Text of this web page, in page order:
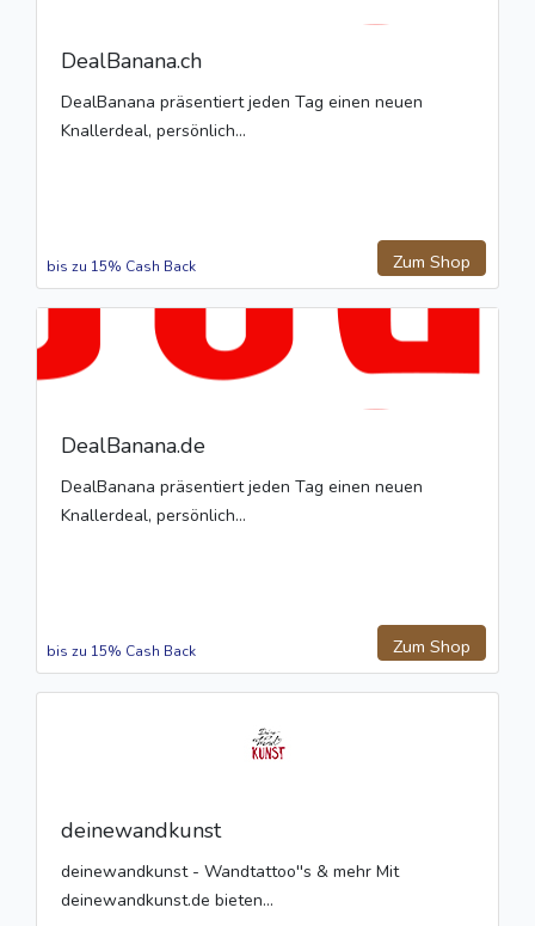
DealBanana.ch
DealBanana präsentiert jeden Tag einen neuen
Knallerdeal, persönlich...
Zum Shop
bis zu 15% Cash Back
DealBanana.de
DealBanana präsentiert jeden Tag einen neuen
Knallerdeal, persönlich...
Zum Shop
bis zu 15% Cash Back
deinewandkunst
deinewandkunst - Wandtattoo''s & mehr Mit
deinewandkunst.de bieten...